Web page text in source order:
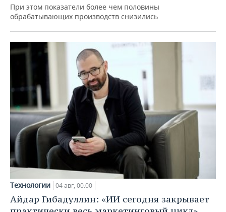
При этом показатели более чем половины
обрабатывающих производств снизились
Технологии 04 авг, 00:00
Айдар Гибадуллин: «ИИ сегодня закрывает